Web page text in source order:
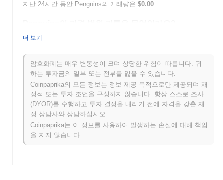
지난 24시간 동안 Penguins의 거래량은 $0.00 .
역대 최고가(ATH):
Penguins는 현재 ATH보다 ~12.31%낮게 거래되고 있습니다 .
Penguins는 더 넓은 암호화폐 시장과 비교하여 어떤
성과를 내고 있나요?
지난 7일 동안 Penguins는0.00%
한 전체 암호화폐 시장에 뒤처졌습니다. 이는 더 넓은 시장 모멘텀
과 비교하여 PENGS의 가격 움직임에서 일시적인 지연을 나타냅
니다.
더 보기
암호화폐는 매우 변동성이 크며 상당한 위험이 따릅니다. 귀
하는 투자금의 일부 또는 전부를 잃을 수 있습니다.
Coinpaprika의 모든 정보는 정보 제공 목적으로만 제공되며 재
정적 또는 투자 조언을 구성하지 않습니다. 항상 스스로 조사
(DYOR)를 수행하고 투자 결정을 내리기 전에 자격을 갖춘 재
정 상담사와 상담하십시오.
Coinpaprika는 이 정보를 사용하여 발생하는 손실에 대해 책임
을 지지 않습니다.